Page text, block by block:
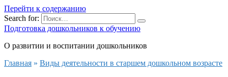
Перейти к содержанию
Search for:
Подготовка дошкольников к обучению
О развитии и воспитании дошкольников
Главная » Виды деятельности в старшем дошкольном возрасте